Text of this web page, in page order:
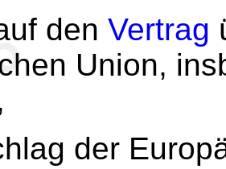
den Vertrag
Union,
der